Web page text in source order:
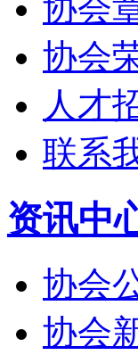
协会
协会
人才
联系
资讯中
协会
协会